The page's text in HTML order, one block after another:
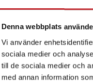
Denna webbplats
Vi använder
sociala medier och
till de sociala medier och
med annan information